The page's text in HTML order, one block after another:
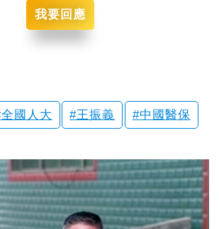
我要回應
全國人大 王振義 中國醫保